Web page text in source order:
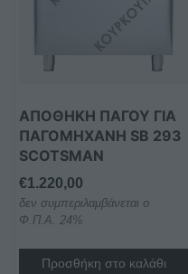
ΑΠΟΘΉΚΗ ΠΆΓΟΥ ΓΙΑ
ΠΑΓΟΜΗΧΑΝΉ SB 293
SCOTSMAN
€1.220,00
δεν συμπεριλαμβάνεται ο
Φ.Π.Α. 24%
Προσθήκη στο καλάθι